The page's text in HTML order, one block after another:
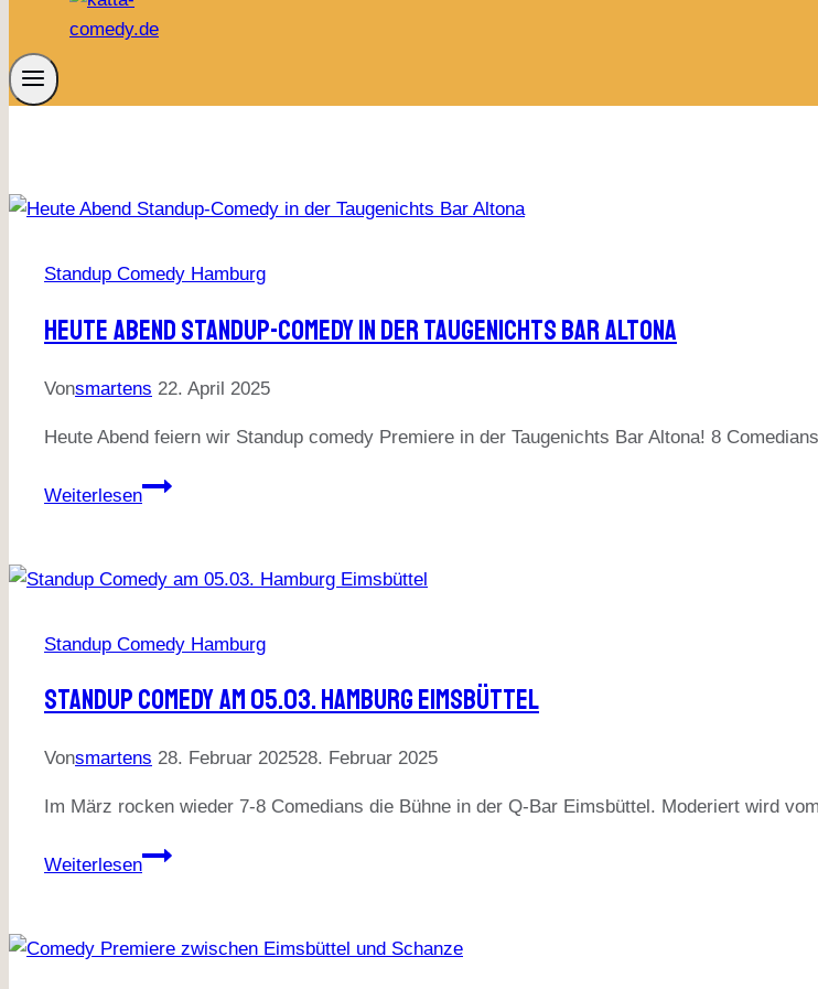
Standup Comedy Hamburg
Heute Abend Standup-Comedy In Der Taugenichts Bar Altona
Vonsmartens 22. April 2025
Heute Abend feiern wir Standup comedy Premiere in der Taugenichts Bar Altona! 8
Weiterlesen
Heute
Comedy
Bar
Standup Comedy Hamburg
Standup Comedy Am 05.03. Hamburg Eimsbüttel
Vonsmartens 28. Februar 202528. Februar 2025
Im März rocken wieder 7-8 Comedians die Bühne in der Q-Bar Eimsbüttel. Moderiert wird
Weiterlesen
Standup
05.03.